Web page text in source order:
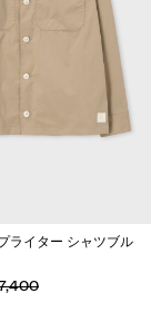
ライター シャツブル